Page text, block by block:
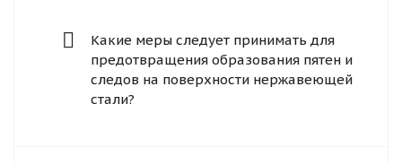
Какие меры следует принимать для
предотвращения образования пятен и
следов на поверхности нержавеющей
стали?